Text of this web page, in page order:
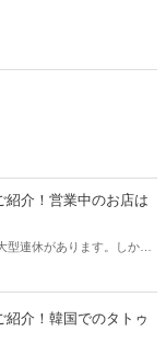
紹介！営業中のお店は
型連休があります。しか
休業情報などをご紹介しま
介！韓国でのタトゥ